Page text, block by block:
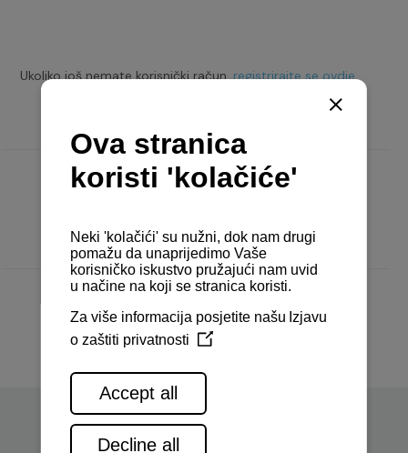
Ukoliko još nemate korisnički račun,registrirajte se ovdje.